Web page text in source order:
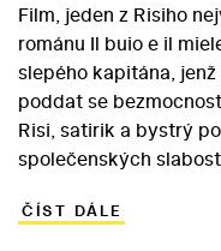
Film, jeden z Risiho
románu Il buio e il
slepého kapitána,
poddat se
Risi, satirik a bystrý
společenských
komedií, v níž se i
ČÍST DÁLE